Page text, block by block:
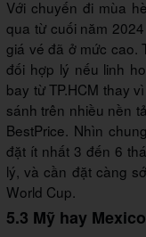
Với chuyến đi mùa
qua từ cuối năm
giá vé đã ở mức cao.
đối hợp lý nếu linh
bay từ TP.HCM thay
sánh trên nhiều nền
BestPrice. Nhìn
đặt ít nhất 3 đến 6
lý, và cần đặt càng
World Cup.
5.3 Mỹ hay